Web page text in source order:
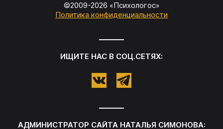
©2009-2026 «Психологос»
Политика конфиденциальности
ИЩИТЕ НАС В СОЦ.СЕТЯХ:
АДМИНИСТРАТОР САЙТА НАТАЛЬЯ СИМОНОВА: